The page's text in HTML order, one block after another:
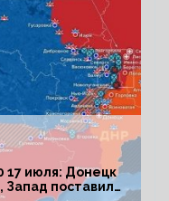
17 июля: Донецк
поставил